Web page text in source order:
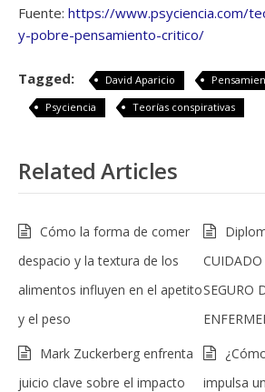
Fuente: https://www.psyciencia.com/
y-pobre-pensamiento-critico/
Tagged: David Aparicio
Psyciencia
Teorías conspirativas
Related Articles
Cómo la forma de comer
despacio y la textura de los
alimentos influyen en el apetito
y el peso
CUIDADO
SEGURO
Mark Zuckerberg enfrenta
juicio clave sobre el impacto
impulsa